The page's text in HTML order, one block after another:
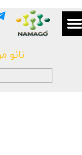
نانو